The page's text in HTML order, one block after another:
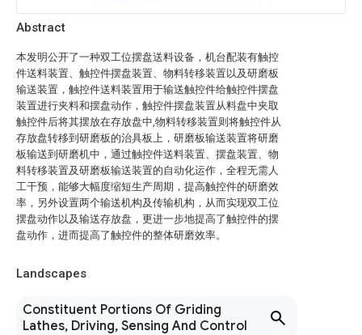
Abstract
本发明公开了一种双工位摆盘送料设备，机台配装有触控
件送料装置、触控件摆盘装置、物料转移装置以及研磨板
输送装置，触控件送料装置用于输送触控件给触控件摆盘
装置进行夹料和摆盘动作，触控件摆盘装置从料盘中夹取
触控件后将其摆放在存放盘中,物料转移装置则将触控件从
存放盘转移到研磨板的治具板上，研磨板输送装置将研磨
板输送到研磨机中，通过触控件送料装置、摆盘装置、物
料转移装置及研磨板输送装置的自动化运作，全程无需人
工干预，能够大幅度缩短生产周期，提高触控件的研磨效
率，另外设置两个输送机构及传输机构，从而实现双工位
摆盘动作以及输送存放盘，更进一步地提高了触控件的摆
盘动作，进而提高了触控件的整体研磨效率。
Landscapes
Constituent Portions Of Griding
Lathes, Driving, Sensing And Control